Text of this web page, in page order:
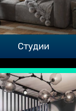
Студии